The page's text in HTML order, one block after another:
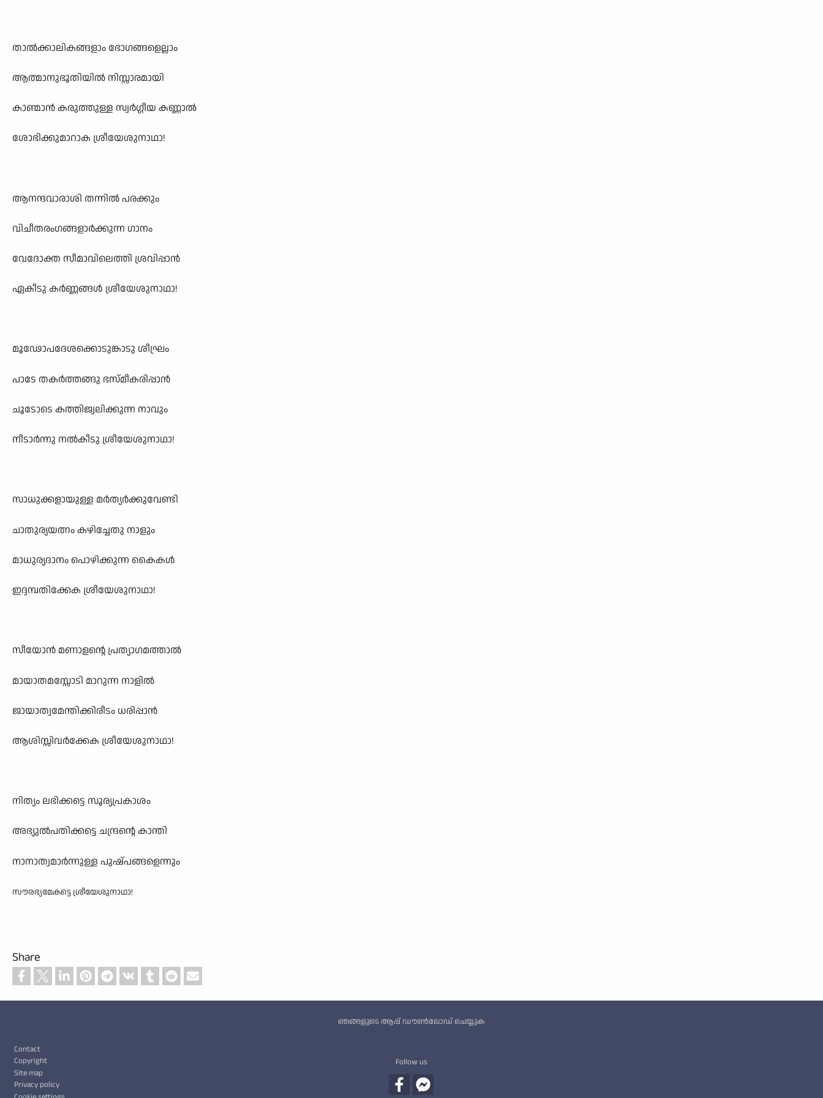
താൽക്കാലികങ്ങളാം ഭോഗങ്ങളെല്ലാം
ആത്മാനുഭൂതിയിൽ നിസ്സാരമായി
കാണ്മാൻ കരുത്തുള്ള സ്വർഗ്ഗീയ കണ്ണാൽ
ശോഭിക്കുമാറാക ശ്രീയേശുനാഥാ!
ആനന്ദവാരാശി തന്നിൽ പരക്കും
വിചീതരംഗങ്ങളാർക്കുന്ന ഗാനം
വേദോക്ത സീമാവിലെത്തി ശ്രവിപ്പാൻ
ഏകീടു കർണ്ണങ്ങൾ ശ്രീയേശുനാഥാ!
മൂഢോപദേശക്കൊടുങ്കാടു ശീഘ്രം
പാടേ തകർത്തങ്ങു ഭസ്മീകരിപ്പാൻ
ചൂടോടെ കത്തിജ്വലിക്കുന്ന നാവും
നീടാർന്നു നൽകീടു ശ്രീയേശുനാഥാ!
സാധുക്കളായുള്ള മർത്യർക്കുവേണ്ടി
ചാതുര്യയത്നം കഴിച്ചേതു നാളും
മാധുര്യദാനം പൊഴിക്കുന്ന കൈകൾ
ഇദ്ദമ്പതിക്കേക ശ്രീയേശുനാഥാ!
സീയോൻ മണാളന്റെ പ്രത്യാഗമത്താൽ
മായാതമസ്സോടി മാറുന്ന നാളിൽ
ജായാത്വമേന്തിക്കിരീടം ധരിപ്പാൻ
ആശിസ്സിവർക്കേക ശ്രീയേശുനാഥാ!
നിത്യം ലഭിക്കട്ടെ സൂര്യപ്രകാശം
അഭ്യുൽപതിക്കട്ടെ ചന്ദ്രന്റെ കാന്തി
നാനാത്വമാർന്നുള്ള പുഷ്പങ്ങളെന്നും
സൗരഭ്യമേകട്ടെ ശ്രീയേശുനാഥാ!
Share
Custom footer
ഞങ്ങളുടെ ആപ്പ് ഡൗൺലോഡ് ചെയ്യുക
Contact
Copyright
Site map
Privacy policy
Follow us